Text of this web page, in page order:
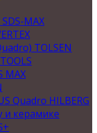
MAX
TOLSEN
MAX
Quadro HILBERG
и керамике